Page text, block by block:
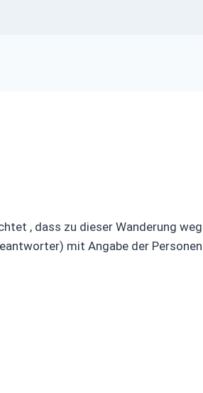
, dass zu dieser Wanderung
mit Angabe der